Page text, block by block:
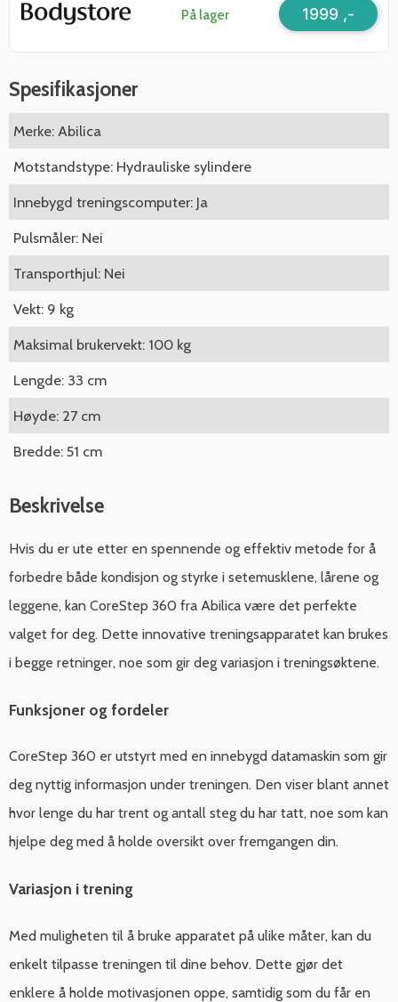
På lager 1999 ,-
Spesifikasjoner
Merke: Abilica
Motstandstype: Hydrauliske sylindere
Innebygd treningscomputer: Ja
Pulsmåler: Nei
Transporthjul: Nei
Vekt: 9 kg
Maksimal brukervekt: 100 kg
Lengde: 33 cm
Høyde: 27 cm
Bredde: 51 cm
Beskrivelse
Hvis du er ute etter en spennende og effektiv metode for å
forbedre både kondisjon og styrke i setemusklene, lårene og
leggene, kan CoreStep 360 fra Abilica være det perfekte
valget for deg. Dette innovative treningsapparatet kan brukes
i begge retninger, noe som gir deg variasjon i treningsøktene.
Funksjoner og fordeler
CoreStep 360 er utstyrt med en innebygd datamaskin som gir
deg nyttig informasjon under treningen. Den viser blant annet
hvor lenge du har trent og antall steg du har tatt, noe som kan
hjelpe deg med å holde oversikt over fremgangen din.
Variasjon i trening
Med muligheten til å bruke apparatet på ulike måter, kan du
enkelt tilpasse treningen til dine behov. Dette gjør det
enklere å holde motivasjonen oppe, samtidig som du får en